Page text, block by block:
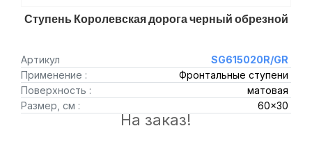
Ступень Королевская дорога черный обрезной
Артикул
SG615020R/GR
Применение :
Фронтальные ступени
Поверхность :
матовая
Размер, см :
60x30
На заказ!